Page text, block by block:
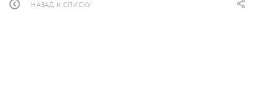
НАЗАД К СПИСКУ